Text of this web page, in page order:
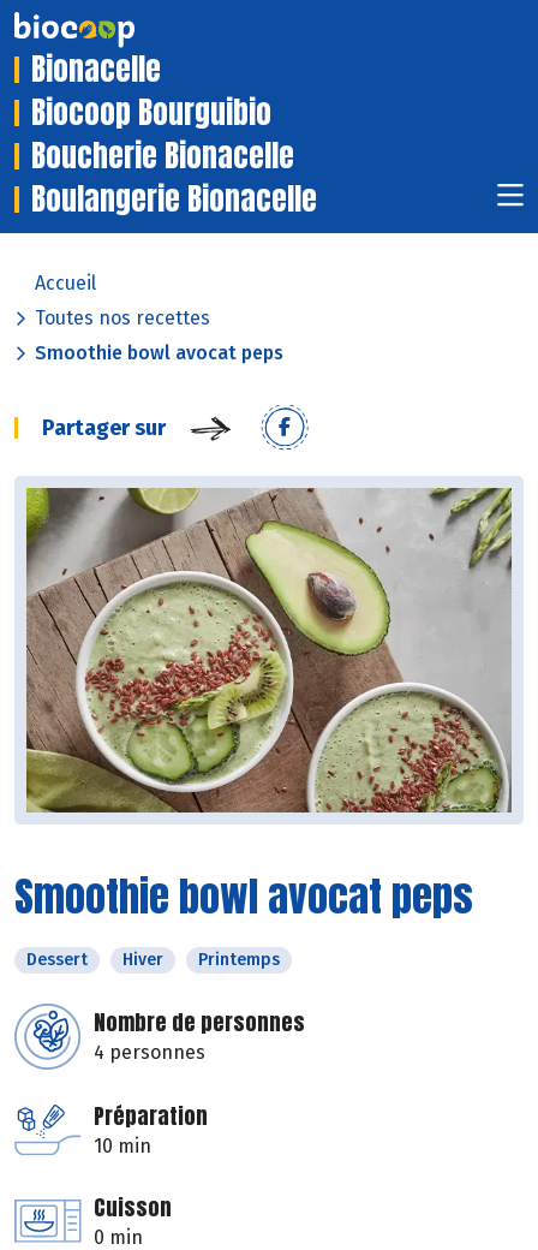
Bionacelle
Biocoop Bourguibio
Boucherie Bionacelle
Boulangerie Bionacelle
Accueil
Toutes nos recettes
Smoothie bowl avocat peps
Partager sur
Smoothie bowl avocat peps
Dessert Hiver Printemps
Nombre de personnes
4 personnes
Préparation
10 min
Cuisson
0 min